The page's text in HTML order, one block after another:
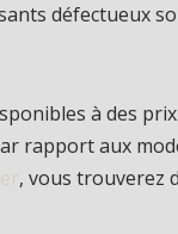
défectueux
à des
rapport aux
, vous trouverez